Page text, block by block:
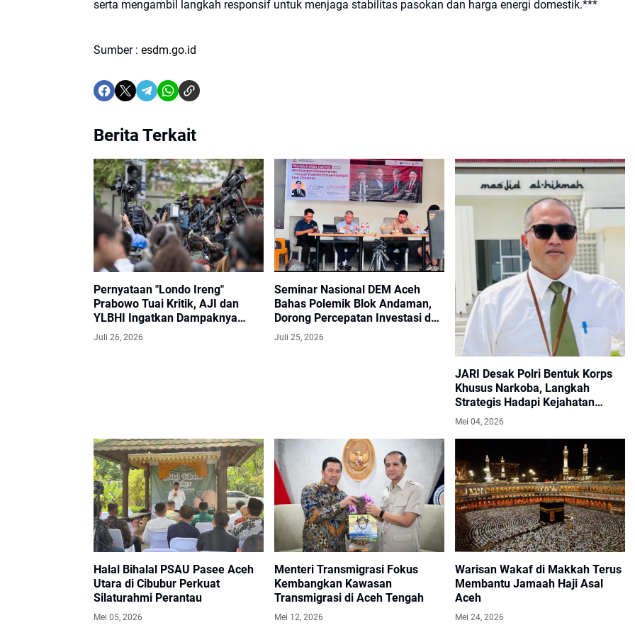
serta mengambil langkah responsif untuk menjaga stabilitas pasokan dan harga energi domestik.***
Sumber : esdm.go.id
Berita Terkait
Pernyataan "Londo Ireng"
Prabowo Tuai Kritik, AJI dan
YLBHI Ingatkan Dampaknya
terhadap Kebebasan Pers
Juli 26, 2026
Seminar Nasional DEM Aceh
Bahas Polemik Blok Andaman,
Dorong Percepatan Investasi dan
Hilirisasi
Juli 25, 2026
JARI Desak Polri Bentuk Korps
Khusus Narkoba, Langkah
Strategis Hadapi Kejahatan
Lintas Negara
Mei 04, 2026
Halal Bihalal PSAU Pasee Aceh
Utara di Cibubur Perkuat
Silaturahmi Perantau
Mei 05, 2026
Menteri Transmigrasi Fokus
Kembangkan Kawasan
Transmigrasi di Aceh Tengah
Mei 12, 2026
Warisan Wakaf di Makkah Terus
Membantu Jamaah Haji Asal
Aceh
Mei 24, 2026